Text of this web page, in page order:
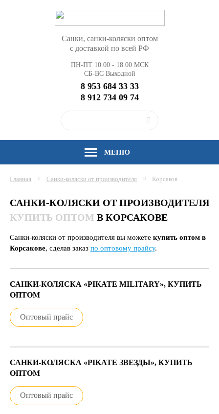
Санки, санки-коляски оптом
с доставкой по всей РФ
ПН-ПТ 10.00 - 18.00 МСК
СБ-ВС Выходной
8 953 684 33 33
8 912 734 09 74
МЕНЮ
Главная Санки-коляски от производителя Корсаков
САНКИ-КОЛЯСКИ ОТ ПРОИЗВОДИТЕЛЯ
КУПИТЬ ОПТОМ В КОРСАКОВЕ
Санки-коляски от производителя вы можете купить оптом в
Корсакове, сделав заказ по оптовому прайсу.
САНКИ-КОЛЯСКА «PIKATE MILITARY», КУПИТЬ
ОПТОМ
Оптовый прайс
САНКИ-КОЛЯСКА «PIKATE ЗВЕЗДЫ», КУПИТЬ
ОПТОМ
Оптовый прайс